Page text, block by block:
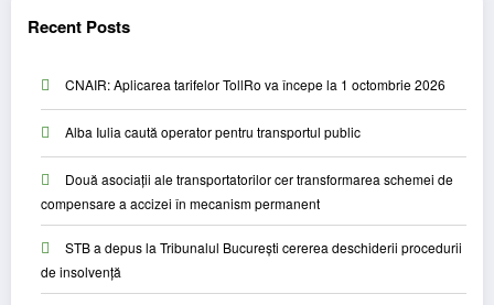
Recent Posts
CNAIR: Aplicarea tarifelor TollRo va începe la 1 octombrie 2026
Alba Iulia caută operator pentru transportul public
Două asociații ale transportatorilor cer transformarea schemei de
compensare a accizei în mecanism permanent
STB a depus la Tribunalul București cererea deschiderii procedurii
de insolvență